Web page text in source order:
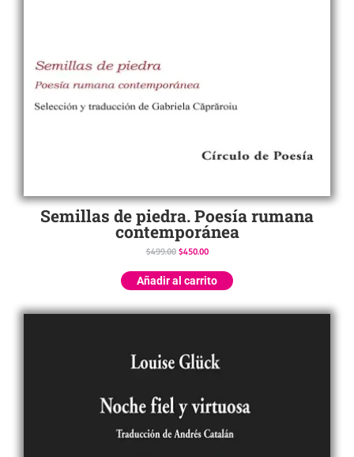
Semillas de piedra. Poesía rumana
contemporánea
$499.00 $450.00
Añadir al carrito